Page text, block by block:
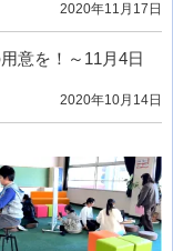
2020年11月17日
意を！～11月4日
2020年10月14日